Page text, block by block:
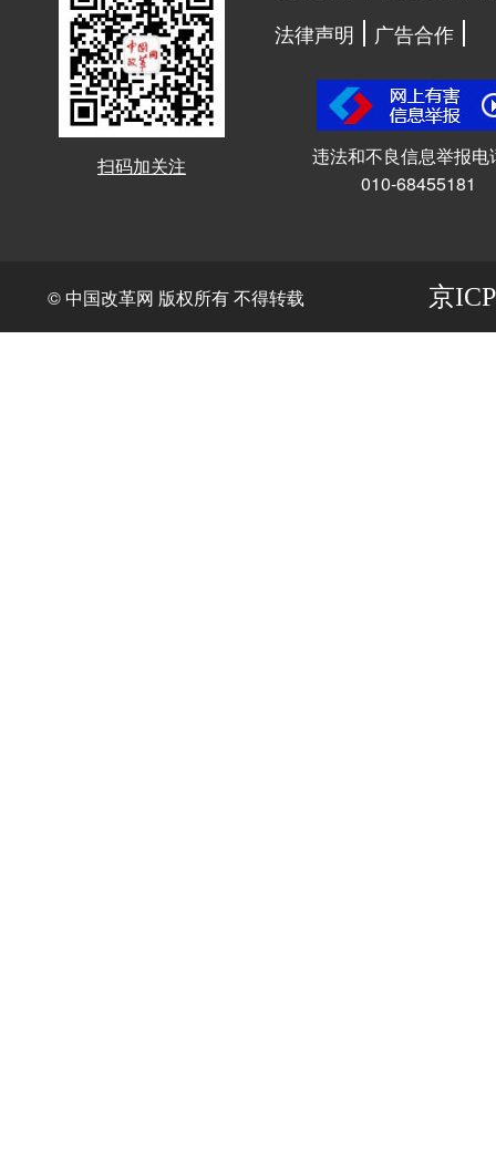
扫码加关注
法律声明
广告合作
违法和不良信息举报电
010-68455181
© 中国改革网 版权所有 不得转载 京